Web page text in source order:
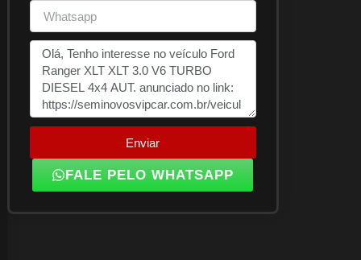
Enviar
FALE PELO WHATSAPP